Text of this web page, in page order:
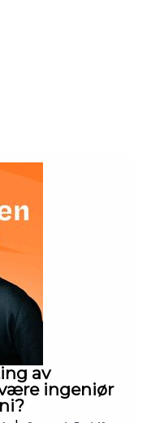
av
ingeniør